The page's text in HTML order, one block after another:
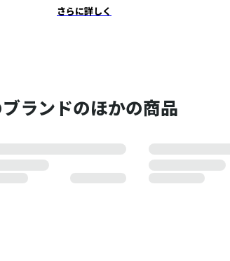
さらに詳しく
ランドのほかの商品